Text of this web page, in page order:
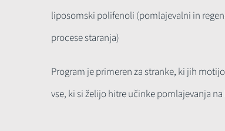
liposomski polifenoli (pomlajevalni in
procese staranja)
Program je primeren za stranke, ki jih
vse, ki si želijo hitre učinke pomlajevanja na